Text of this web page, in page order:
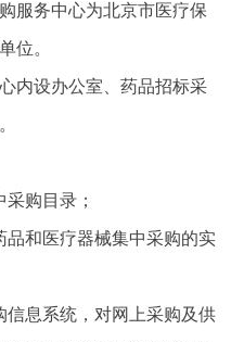
服务中心为北京市医疗保
位。
内设办公室、药品招标采
购目录；
品和医疗器械集中采购的实
信息系统，对网上采购及供